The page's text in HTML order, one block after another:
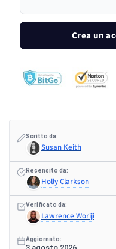
Crea un
Scritto da:
Susan Keith
Recensito da:
Holly Clarkson
Verificato da:
Lawrence Woriji
Aggiornato: